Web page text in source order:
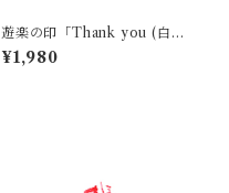
遊楽の印「Thank you (白
文)」｜ 工房 蓮
¥1,980